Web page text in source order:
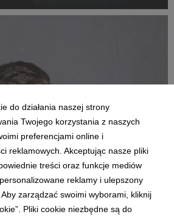
romantyczną liryką.
„ON MY MIND”,
w klubowym brzmieniu
do działania naszej strony
Twojego korzystania z naszych
preferencjami online i
reklamowych. Akceptując nasze pliki
treści oraz funkcje mediów
reklamy i ulepszony
zarządzać swoimi wyborami, kliknij
Pliki cookie niezbędne są do